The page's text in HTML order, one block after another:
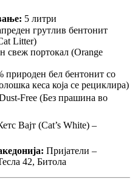
5 литри
грутлив бентонит
Litter)
свеж портокал (Orange
природен бел бентонит со
кеса која се рециклира)
Free (Без прашина во
Вајт (Cat’s White) –
Пријатели –
42, Битола